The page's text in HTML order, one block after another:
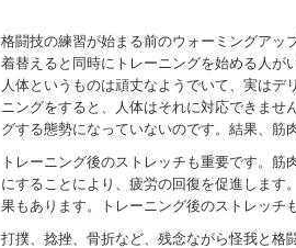
格闘技の練習が始まる前のウォーミングア
着替えると同時にトレーニングを始める人が
人体というものは頑丈なようでいて、実は
ニングをすると、人体はそれに対応できませ
グする態勢になっていないのです。結果、筋
トレーニング後のストレッチも重要です。
にすることにより、疲労の回復を促進します
果もあります。トレーニング後のストレッチ
打撲、捻挫、骨折など、残念ながら怪我と格